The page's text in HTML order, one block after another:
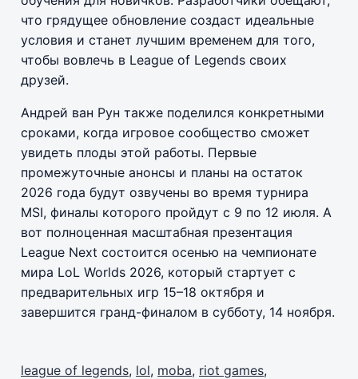
что грядущее обновление создаст идеальные
условия и станет лучшим временем для того,
чтобы вовлечь в League of Legends своих
друзей.
Андрей ван Рун также поделился конкретными
сроками, когда игровое сообщество сможет
увидеть плоды этой работы. Первые
промежуточные анонсы и планы на остаток
2026 года будут озвучены во время турнира
MSI, финалы которого пройдут с 9 по 12 июля. А
вот полноценная масштабная презентация
League Next состоится осенью на чемпионате
мира LoL Worlds 2026, который стартует с
предварительных игр 15–18 октября и
завершится гранд-финалом в субботу, 14 ноября.
league of legends, lol, moba, riot games,